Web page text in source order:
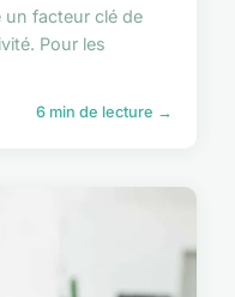
facteur clé de
Pour les
6 min de lecture →